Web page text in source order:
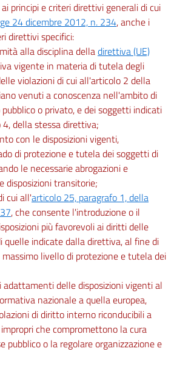
principi e criteri direttivi generali di cui
24 dicembre 2012, n. 234, anche i
direttivi specifici:
alla disciplina delladirettiva (UE)
vigente in materia di tutela degli
violazioni di cui all'articolo 2 della
venuti a conoscenza nell'ambito di
o privato, e dei soggetti indicati
della stessa direttiva;
con le disposizioni vigenti,
di protezione e tutela dei soggetti di
le necessarie abrogazioni e
disposizioni transitorie;
cui all'articolo 25, paragrafo 1, della
, che consente l'introduzione o il
più favorevoli ai diritti delle
quelle indicate dalla direttiva, al fine di
livello di protezione e tutela dei
adattamenti delle disposizioni vigenti al
nazionale a quella europea,
di diritto interno riconducibili a
che compromettono la cura
pubblico o la regolare organizzazione e